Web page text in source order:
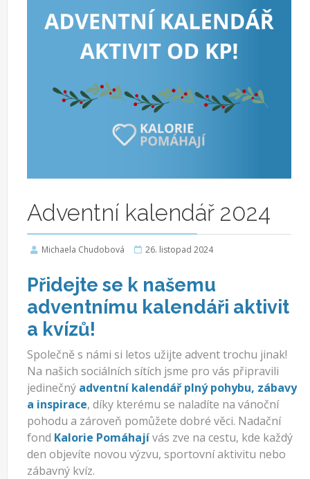
Adventní kalendář 2024
Michaela Chudobová 26. listopad 2024
Přidejte se k našemu
adventnímu kalendáři aktivit
a kvízů!
Společně s námi si letos užijte advent trochu jinak!
Na našich sociálních sítích jsme pro vás připravili
jedinečný adventní kalendář plný pohybu, zábavy
a inspirace, díky kterému se naladíte na vánoční
pohodu a zároveň pomůžete dobré věci. Nadační
fond Kalorie Pomáhajívás zve na cestu, kde každý
den objevíte novou výzvu, sportovní aktivitu nebo
zábavný kvíz.